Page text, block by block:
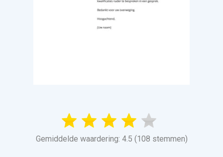
Gemiddelde waardering: 4.5 (108 stemmen)